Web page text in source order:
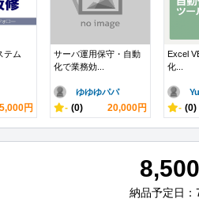
テム
円
サーバ運用保守・自動
化で業務効...
ゆゆゆパパ
- (0) 20,000円
Excel
化...
- (0)
8,500
納品予定日：